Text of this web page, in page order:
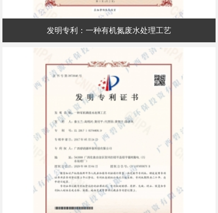
发明专利：一种有机氮废水处理工艺